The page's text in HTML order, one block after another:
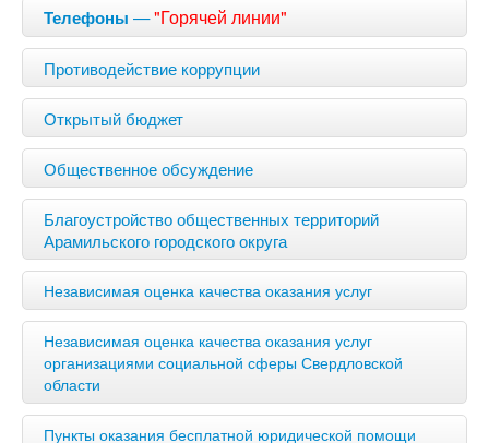
Телефоны —"Горячей линии"
Противодействие коррупции
Открытый бюджет
Общественное обсуждение
Благоустройство общественных территорий
Арамильского городского округа
Независимая оценка качества оказания услуг
Независимая оценка качества оказания услуг
организациями социальной сферы Свердловской
области
Пункты оказания бесплатной юридической помощи